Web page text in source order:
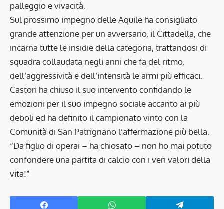
palleggio e vivacità.
Sul prossimo impegno delle Aquile ha consigliato
grande attenzione per un avversario, il Cittadella, che
incarna tutte le insidie della categoria, trattandosi di
squadra collaudata negli anni che fa del ritmo,
dell’aggressività e dell’intensità le armi più efficaci.
Castori ha chiuso il suo intervento confidando le
emozioni per il suo impegno sociale accanto ai più
deboli ed ha definito il campionato vinto con la
Comunità di San Patrignano l’affermazione più bella.
“Da figlio di operai – ha chiosato – non ho mai potuto
confondere una partita di calcio con i veri valori della
vita!”